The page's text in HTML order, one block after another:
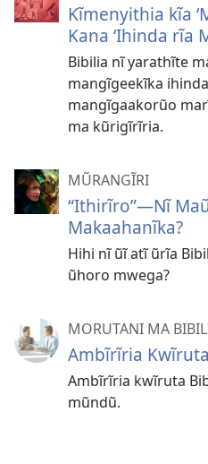
Kĩmenyithia kĩa
Kana ‘Ihinda rĩa
Bibilia nĩ yarathĩte
mangĩgeekĩka
mangĩgaakorũo
ma kũrigĩrĩria.
MŨRANGĨRI
“Ithirĩro”​—Nĩ
Makaahanĩka?
Hihi nĩ ũĩ atĩ ũrĩa
ũhoro mwega?
MORUTANI MA
Ambĩrĩria
Ambĩrĩria kwĩruta
mũndũ.